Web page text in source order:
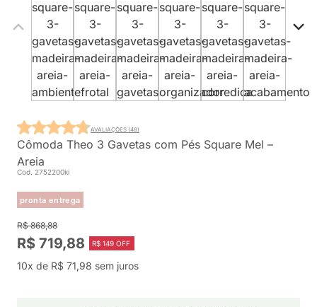
Cômoda Theo 3 Gavetas com Pés Square Mel –
Areia
Cod. 2752200ki
pronta entrega
AVALIAÇÕES (48)
R$ 868,88
R$ 719,88 R$ 149 OFF
10x de R$ 71,98 sem juros